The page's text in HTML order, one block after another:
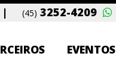
| (45) 3252-4209
EVENTOS